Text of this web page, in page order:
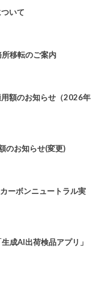
いて
移転のご案内
額のお知らせ（2026年
のお知らせ(変更)
ーボンニュートラル実
成AI出荷検品アプリ」